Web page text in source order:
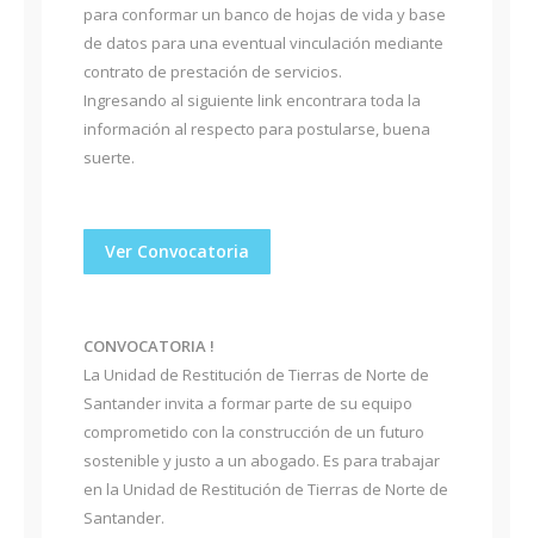
para conformar un banco de hojas de vida y base
de datos para una eventual vinculación mediante
contrato de prestación de servicios.
Ingresando al siguiente link encontrara toda la
información al respecto para postularse, buena
suerte.
Ver Convocatoria
CONVOCATORIA !
La Unidad de Restitución de Tierras de Norte de
Santander invita a formar parte de su equipo
comprometido con la construcción de un futuro
sostenible y justo a un abogado. Es para trabajar
en la Unidad de Restitución de Tierras de Norte de
Santander.